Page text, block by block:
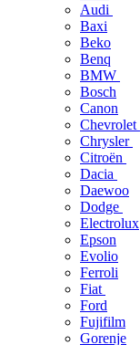
Audi
Baxi
Beko
Benq
BMW
Bosch
Canon
Chevrolet
Chrysler
Citroën
Dacia
Daewoo
Dodge
Electrolux
Epson
Evolio
Ferroli
Fiat
Ford
Fujifilm
Gorenje